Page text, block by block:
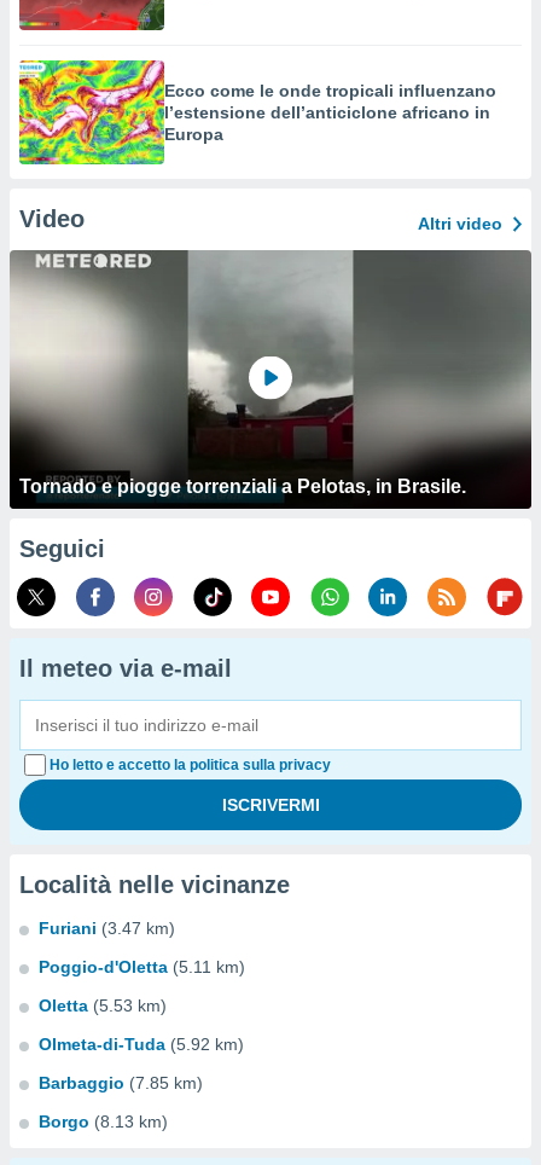
Ecco come le onde tropicali influenzano
l’estensione dell’anticiclone africano in
Europa
Video Altri video
Tornado e piogge torrenziali a Pelotas, in Brasile.
Seguici
Il meteo via e-mail
Ho letto e accetto la politica sulla privacy
Località nelle vicinanze
Furiani (3.47 km)
Poggio-d'Oletta (5.11 km)
Oletta (5.53 km)
Olmeta-di-Tuda (5.92 km)
Barbaggio (7.85 km)
Borgo (8.13 km)